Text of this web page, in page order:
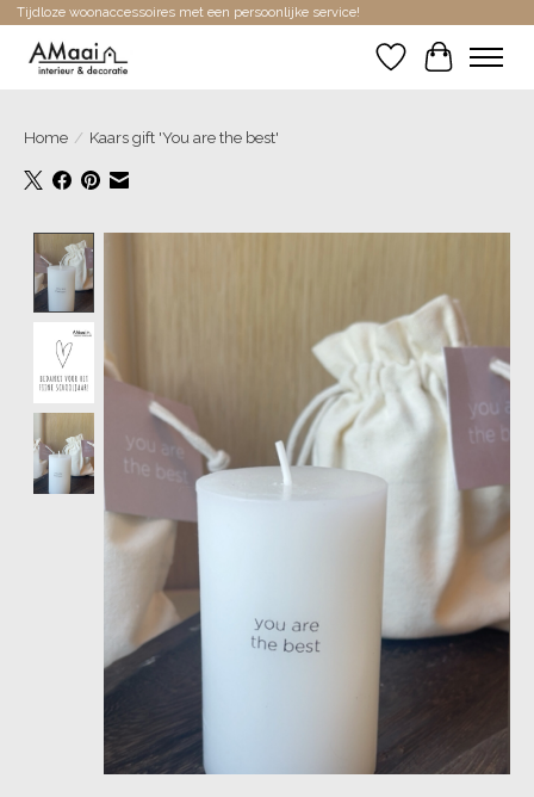
Tijdloze woonaccessoires met een persoonlijke service!
Verlanglijst
Home / Kaars gift 'You are the best'